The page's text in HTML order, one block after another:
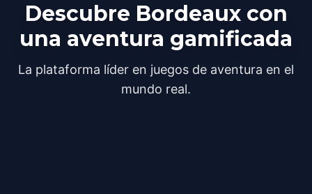
Descubre Bordeaux con
una aventura gamificada
La plataforma líder en juegos de aventura en el
mundo real.